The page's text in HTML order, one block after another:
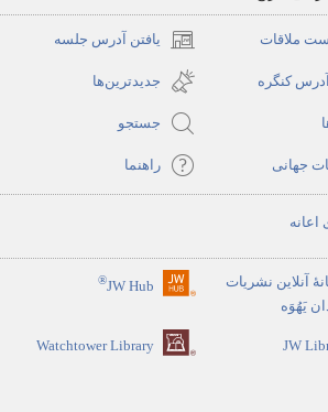
ملاقات یافتن آدرس جلسه
(پنجره‌ای
جدید
باز
می‌شود)
کنگره جدیدترین‌ها
جستجو
جهانی راهنما
اعانه
آنلاین نشریات
یَهُوَه
JW Hub
®
(پنجره‌ای
باز
JW
Watchtower Library